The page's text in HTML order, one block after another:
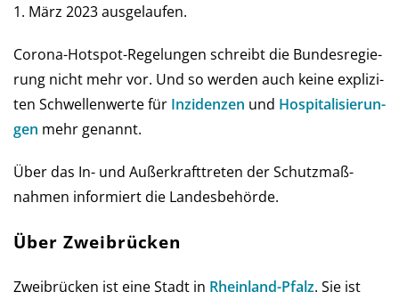
1. März 2023 ausgelaufen.
Corona-Hot­spot-Regelungen schreibt die Bun­des­re­gie­
rung nicht mehr vor. Und so wer­den auch keine ex­pli­zi­
ten Schwel­len­werte für Inzi­den­zen und Hos­pi­ta­li­sie­run­
gen mehr genannt.
Über das In- und Außer­kraft­treten der Schutz­maß­
nahmen infor­miert die Landes­behörde.
Über Zweibrücken
Zweibrücken ist eine Stadt in Rhein­land-Pfalz. Sie ist